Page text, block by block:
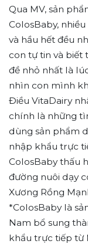
Qua MV, sản
ColosBaby,
và hầu hết đều
con tự tin và biết
đề nhỏ nhất là
nhìn con mình
Điều VitaDairy
chính là những
dùng sản phẩm
nhập khẩu trực
ColosBaby thấu
đường nuôi dạy
Xương Rồng
*ColosBaby là
Nam bổ sung
khẩu trực tiếp từ